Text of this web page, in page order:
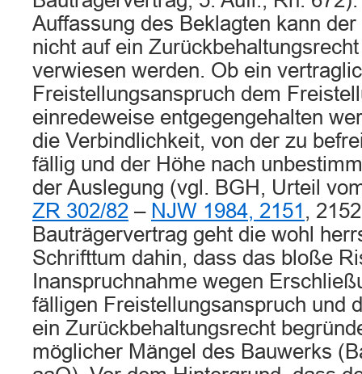
Auffassung des Beklagten kann
nicht auf ein
verwiesen werden. Ob ein
Freistellungsanspruch dem
einredeweise entgegengehalten
die Verbindlichkeit, von der zu
fällig und der Höhe nach
der Auslegung (vgl. BGH, Urteil
ZR 302/82 – NJW 1984, 2151 ,
Bauträgervertrag geht die wohl
Schrifttum dahin, dass das bloße
Inanspruchnahme wegen
fälligen Freistellungsanspruch und
ein Zurückbehaltungsrecht
möglicher Mängel des Bauwerks